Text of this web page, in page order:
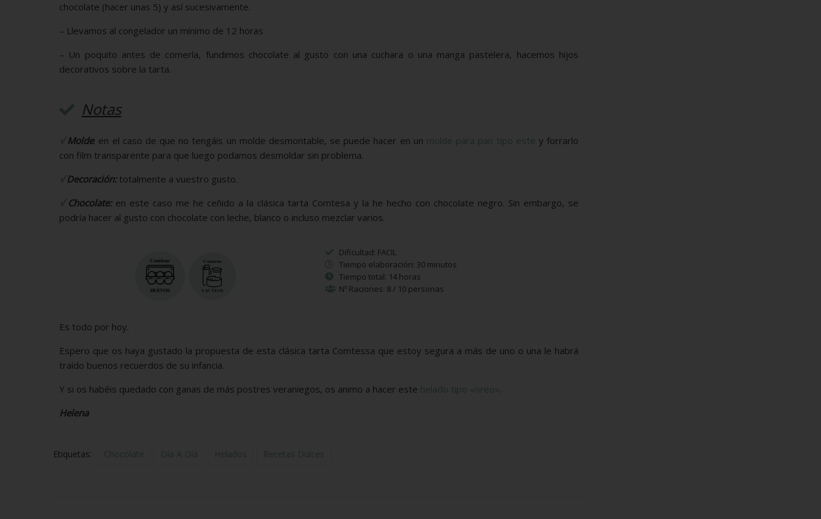
chocolate (hacer unas 5) y así sucesivamente.
– Llevamos al congelador un mínimo de 12 horas
– Un poquito antes de comerla, fundimos chocolate al gusto con una cuchara o una manga pastelera, hacemos hijos
decorativos sobre la tarta.
Notas
√Molde: en el caso de que no tengáis un molde desmontable, se puede hacer en un molde para pan tipo este y forrarlo
con film transparente para que luego podamos desmoldar sin problema.
√Decoración:totalmente a vuestro gusto.
√Chocolate:en este caso me he ceñido a la clásica tarta Comtesa y la he hecho con chocolate negro. Sin embargo, se
podría hacer al gusto con chocolate con leche, blanco o incluso mezclar varios.
Dificultad: FACIL
Tiempo elaboración: 30 minutos
Tiempo total: 14 horas
Nº Raciones: 8 / 10 personas
Es todo por hoy.
Espero que os haya gustado la propuesta de esta clásica tarta Comtessa que estoy segura a más de uno o una le habrá
traído buenos recuerdos de su infancia.
Y si os habéis quedado con ganas de más postres veraniegos, os animo a hacer este helado tipo «oreo» .
Helena
Etiquetas: Chocolate Día A Día Helados Recetas Dulces